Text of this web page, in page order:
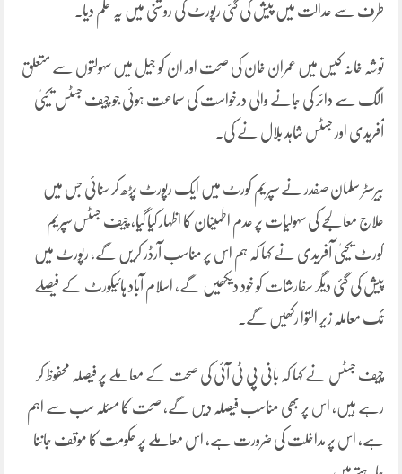
طرف سے عدالت میں پیش کی گئی رپورٹ کی روشنی میں یہ حکم دیا۔
توشہ خانہ کیس میں عمران خان کی صحت اور ان کو جیل میں سہولتوں سے متعلق
الگ سے دائر کی جانے والی درخواست کی سماعت ہوئی جو چیف جسٹس یحییٰ
آفریدی اور جسٹس شاہد بلال نے کی۔
بیرسٹر سلمان صفدر نے سپریم کورٹ میں ایک رپورٹ پڑھ کر سنائی جس میں
علاج معالجے کی سہولیات پر عدم اطمینان کا اظہار کیا گیا، چیف جسٹس سپریم
کورٹ یحییٰ آفریدی نے کہا کہ ہم اس پر مناسب آرڈر کریں گے، رپورٹ میں
پیش کی گئی دیگر سفارشات کو خود دیکھیں گے، اسلام آباد ہائیکورٹ کے فیصلے
تک معاملہ زیر التوا رکھیں گے۔
چیف جسٹس نے کہا کہ بانی پی ٹی آئی کی صحت کے معاملے پر فیصلہ محفوظ کر
رہے ہیں، اس پر بھی مناسب فیصلہ دیں گے، صحت کا مسئلہ سب سے اہم
ہے، اس پر مداخلت کی ضرورت ہے، اس معاملے پر حکومت کا موقف جاننا